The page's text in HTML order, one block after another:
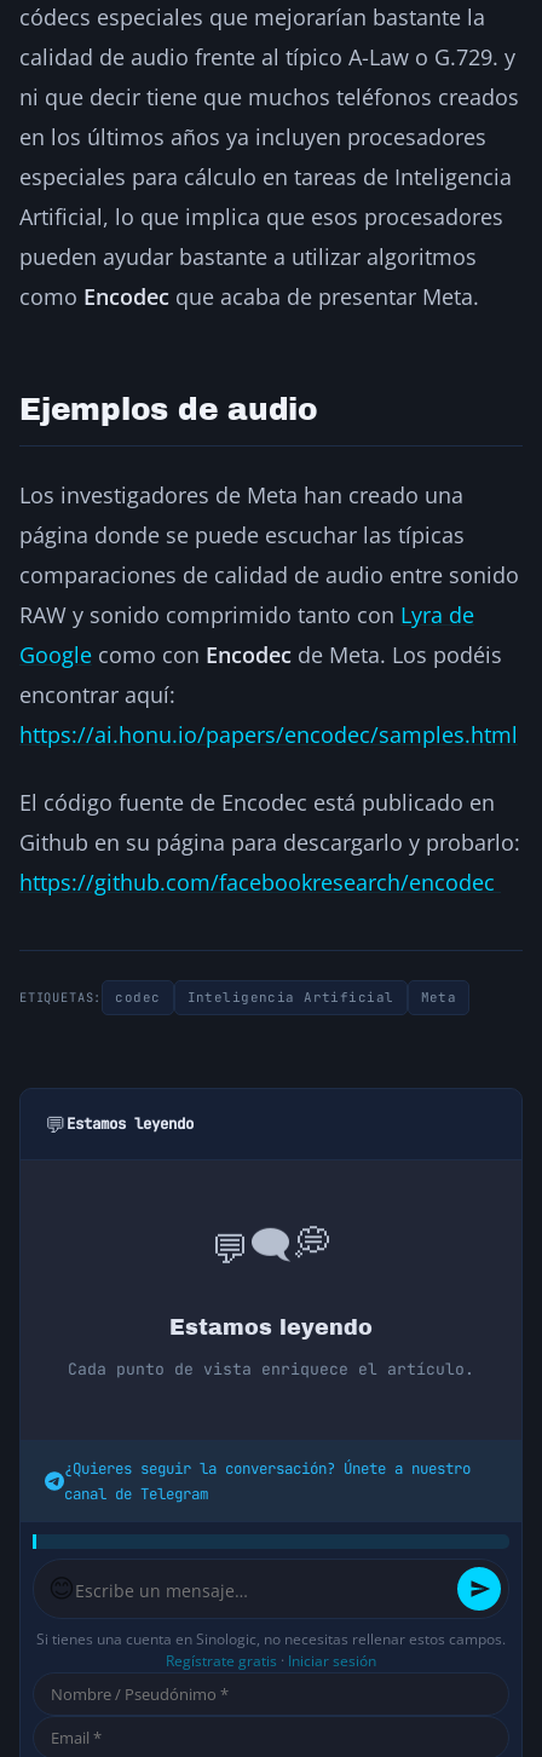
códecs especiales que mejorarían bastante la
calidad de audio frente al típico A-Law o G.729. y
ni que decir tiene que muchos teléfonos creados
en los últimos años ya incluyen procesadores
especiales para cálculo en tareas de Inteligencia
Artificial, lo que implica que esos procesadores
pueden ayudar bastante a utilizar algoritmos
como Encodec que acaba de presentar Meta.
Ejemplos de audio
Los investigadores de Meta han creado una
página donde se puede escuchar las típicas
comparaciones de calidad de audio entre sonido
RAW y sonido comprimido tanto con Lyra de
Google como con Encodec de Meta. Los podéis
encontrar aquí:
https://ai.honu.io/papers/encodec/samples.html
El código fuente de Encodec está publicado en
Github en su página para descargarlo y probarlo:
https://github.com/facebookresearch/encodec
ETIQUETAS: codec Inteligencia Artificial Meta
💬Estamos leyendo
💬🗨️💭
Estamos leyendo
Cada punto de vista enriquece el artículo.
¿Quieres seguir la conversación? Únete a nuestro
canal de Telegram
😊
Si tienes una cuenta en Sinologic, no necesitas rellenar estos campos.
Regístrate gratis · Iniciar sesión